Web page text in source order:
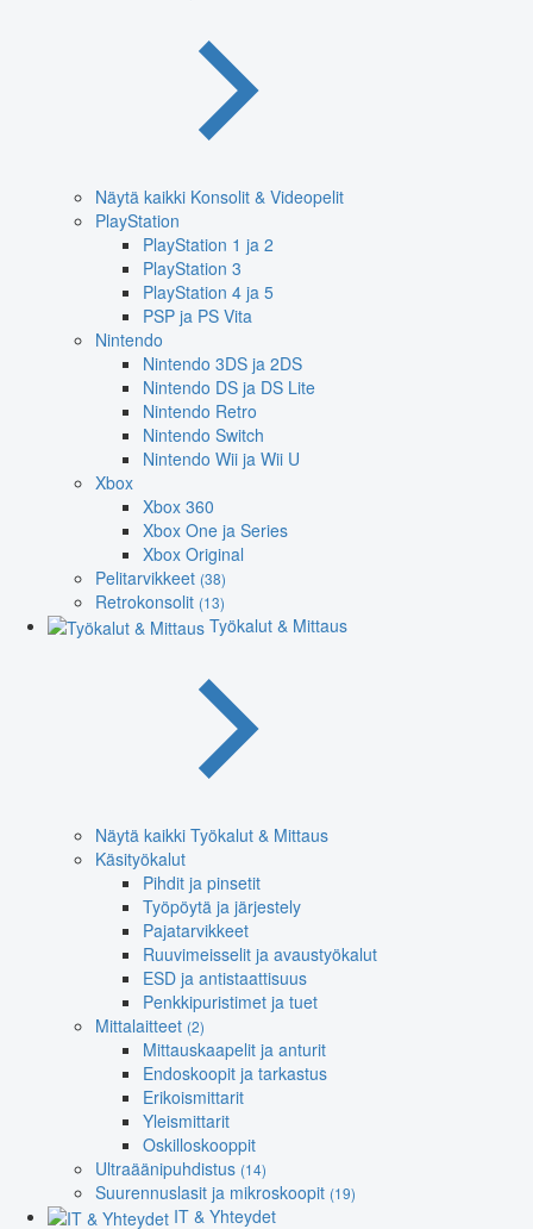
Näytä kaikki Konsolit & Videopelit
PlayStation
PlayStation 1 ja 2
PlayStation 3
PlayStation 4 ja 5
PSP ja PS Vita
Nintendo
Nintendo 3DS ja 2DS
Nintendo DS ja DS Lite
Nintendo Retro
Nintendo Switch
Nintendo Wii ja Wii U
Xbox
Xbox 360
Xbox One ja Series
Xbox Original
Pelitarvikkeet (38)
Retrokonsolit (13)
Työkalut & Mittaus
Näytä kaikki Työkalut & Mittaus
Käsityökalut
Pihdit ja pinsetit
Työpöytä ja järjestely
Pajatarvikkeet
Ruuvimeisselit ja avaustyökalut
ESD ja antistaattisuus
Penkkipuristimet ja tuet
Mittalaitteet (2)
Mittauskaapelit ja anturit
Endoskoopit ja tarkastus
Erikoismittarit
Yleismittarit
Oskilloskooppit
Ultraäänipuhdistus (14)
Suurennuslasit ja mikroskoopit (19)
IT & Yhteydet